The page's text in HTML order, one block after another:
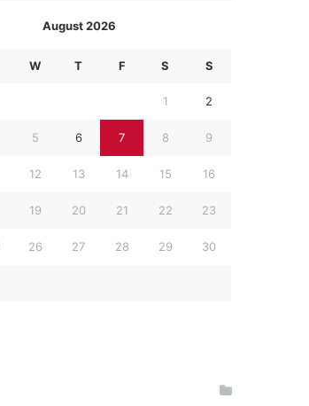
August 2026
W T F S S
1 2
5 6 7 8 9
12 13 14 15 16
19 20 21 22 23
26 27 28 29 30